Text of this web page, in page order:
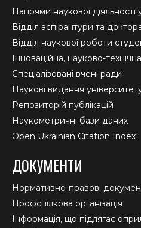
Напрями наукової діяльності
Відділ аспірантури та
Відділ наукової роботи
Інноваційна, науково-технічна
Спеціалізовані вчені ради
Наукові видання
Репозиторій публікацій
Наукометричні бази даних
Open Ukrainian Citation Index
ДОКУМЕНТИ
Нормативно-правові
Профспілкова організація
Інформація, що підлягає